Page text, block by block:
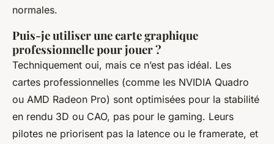
normales.
Puis-je utiliser une carte graphique
professionnelle pour jouer ?
Techniquement oui, mais ce n’est pas idéal. Les
cartes professionnelles (comme les NVIDIA Quadro
ou AMD Radeon Pro) sont optimisées pour la stabilité
en rendu 3D ou CAO, pas pour le gaming. Leurs
pilotes ne priorisent pas la latence ou le framerate, et